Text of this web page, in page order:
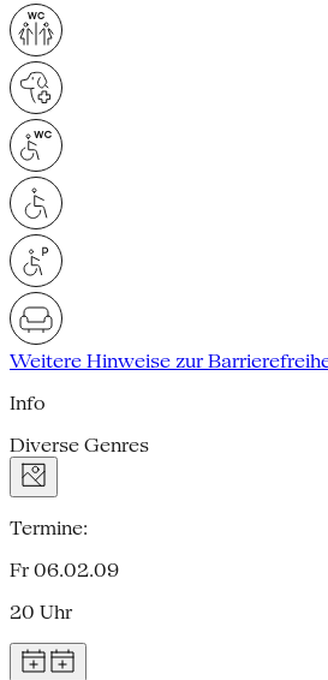
Weitere Hinweise zur
Info
Diverse Genres
Termine:
Fr 06.02.09
20 Uhr